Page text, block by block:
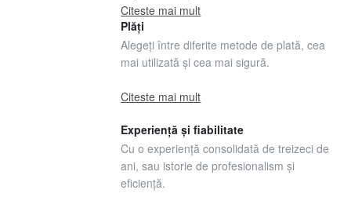
Citeste mai mult
Plăți
Alegeți între diferite metode de plată, cea
mai utilizată și cea mai sigură.
Citeste mai mult
Experiență și fiabilitate
Cu o experiență consolidată de treizeci de
ani, sau istorie de profesionalism și
eficiență.